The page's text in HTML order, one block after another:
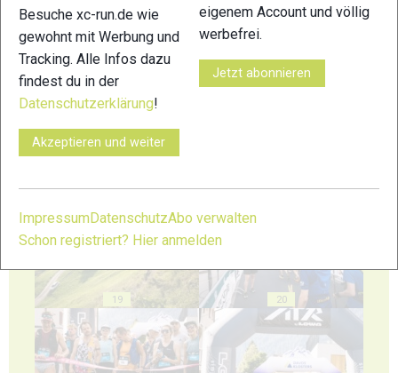
15
19 20
Besuche xc-run.de wie
gewohnt mit Werbung und
Tracking. Alle Infos dazu
findest du in der
Datenschutzerklärung!
Akzeptieren und weiter
eigenem Account und völlig
werbefrei.
Jetzt abonnieren
ImpressumDatenschutzAbo verwalten
Schon registriert? Hier anmelden